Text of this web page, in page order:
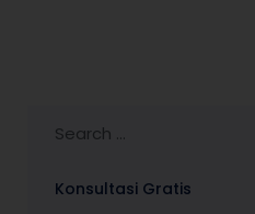
Konsultasi Gratis